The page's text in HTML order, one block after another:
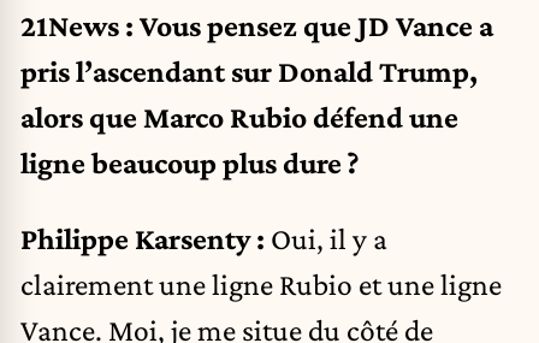
21News : Vous pensez que JD Vance a
pris l’ascendant sur Donald Trump,
alors que Marco Rubio défend une
ligne beaucoup plus dure ?
Philippe Karsenty : Oui, il y a
clairement une ligne Rubio et une ligne
Vance. Moi, je me situe du côté de